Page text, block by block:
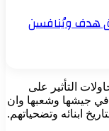
هدف ويُنافسن
التأثير على
جيشها وشعبها وان
ابنائه وتضحياتهم.